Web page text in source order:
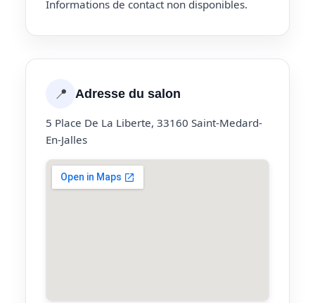
Informations de contact non disponibles.
📍 Adresse du salon
5 Place De La Liberte, 33160 Saint-Medard-
En-Jalles